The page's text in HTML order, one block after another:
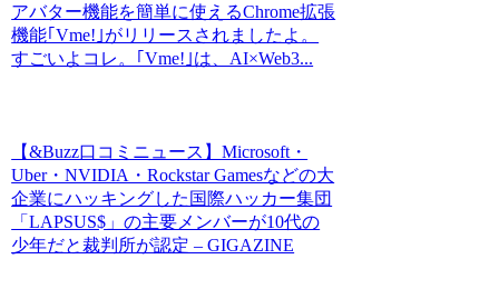
アバター機能を簡単に使えるChrome拡張
機能｢Vme!｣がリリースされましたよ。
すごいよコレ。｢Vme!｣は、AI×Web3...
【&Buzz口コミニュース】Microsoft・
Uber・NVIDIA・Rockstar Gamesなどの大
企業にハッキングした国際ハッカー集団
「LAPSUS$」の主要メンバーが10代の
少年だと裁判所が認定 – GIGAZINE